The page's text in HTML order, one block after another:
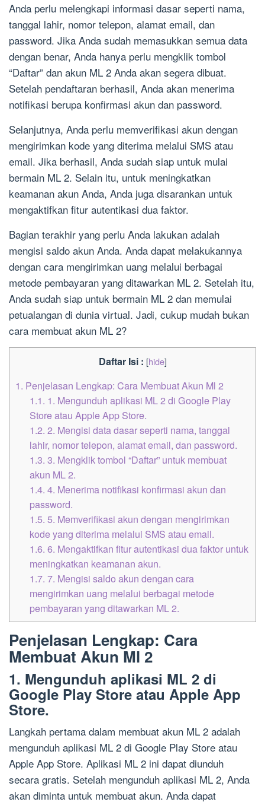
Anda perlu melengkapi informasi dasar seperti nama,
tanggal lahir, nomor telepon, alamat email, dan
password. Jika Anda sudah memasukkan semua data
dengan benar, Anda hanya perlu mengklik tombol
“Daftar” dan akun ML 2 Anda akan segera dibuat.
Setelah pendaftaran berhasil, Anda akan menerima
notifikasi berupa konfirmasi akun dan password.
Selanjutnya, Anda perlu memverifikasi akun dengan
mengirimkan kode yang diterima melalui SMS atau
email. Jika berhasil, Anda sudah siap untuk mulai
bermain ML 2. Selain itu, untuk meningkatkan
keamanan akun Anda, Anda juga disarankan untuk
mengaktifkan fitur autentikasi dua faktor.
Bagian terakhir yang perlu Anda lakukan adalah
mengisi saldo akun Anda. Anda dapat melakukannya
dengan cara mengirimkan uang melalui berbagai
metode pembayaran yang ditawarkan ML 2. Setelah itu,
Anda sudah siap untuk bermain ML 2 dan memulai
petualangan di dunia virtual. Jadi, cukup mudah bukan
cara membuat akun ML 2?
Daftar Isi : [hide]
1. Penjelasan Lengkap: Cara Membuat Akun Ml 2
1.1. 1. Mengunduh aplikasi ML 2 di Google Play
Store atau Apple App Store.
1.2. 2. Mengisi data dasar seperti nama, tanggal
lahir, nomor telepon, alamat email, dan password.
1.3. 3. Mengklik tombol “Daftar” untuk membuat
akun ML 2.
1.4. 4. Menerima notifikasi konfirmasi akun dan
password.
1.5. 5. Memverifikasi akun dengan mengirimkan
kode yang diterima melalui SMS atau email.
1.6. 6. Mengaktifkan fitur autentikasi dua faktor untuk
meningkatkan keamanan akun.
1.7. 7. Mengisi saldo akun dengan cara
mengirimkan uang melalui berbagai metode
pembayaran yang ditawarkan ML 2.
Penjelasan Lengkap: Cara
Membuat Akun Ml 2
1. Mengunduh aplikasi ML 2 di
Google Play Store atau Apple App
Store.
Langkah pertama dalam membuat akun ML 2 adalah
mengunduh aplikasi ML 2 di Google Play Store atau
Apple App Store. Aplikasi ML 2 ini dapat diunduh
secara gratis. Setelah mengunduh aplikasi ML 2, Anda
akan diminta untuk membuat akun. Anda dapat